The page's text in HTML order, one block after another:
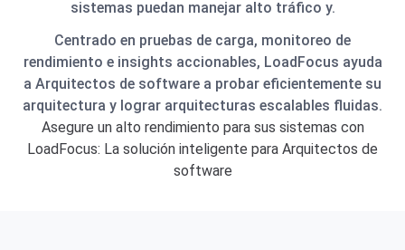
sistemas puedan manejar alto tráfico y.
Centrado en pruebas de carga, monitoreo de
rendimiento e insights accionables, LoadFocus ayuda
a Arquitectos de software a probar eficientemente su
arquitectura y lograr arquitecturas escalables fluidas.
Asegure un alto rendimiento para sus sistemas con
LoadFocus: La solución inteligente para Arquitectos de
software